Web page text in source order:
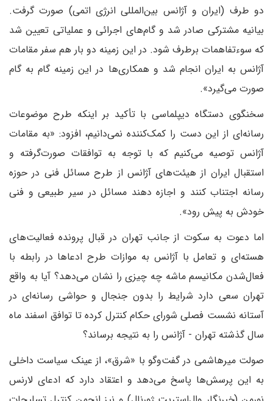
دو طرف (ایران و آژانس بین‌المللی انرژی اتمی) صورت گرفت.
بیانیه مشترکی صادر شد و گام‌های اجرائی و عملیاتی تعیین شد
که سوءتفاهمات برطرف شود. در این زمینه دو بار هم سفر مقامات
آژانس به ایران انجام شد و همکاری‌ها در این زمینه گام به گام
صورت می‌گیرد».
سخنگوی دستگاه دیپلماسی با تأکید بر اینکه طرح موضوعات
رسانه‌ای از این دست را کمک‌کننده نمی‌دانیم، افزود: «به مقامات
آژانس توصیه می‌کنیم که با توجه به توافقات صورت‌گرفته و
استقبال ایران از هیئت‌های آژانس از طرح مسائل فنی در حوزه
رسانه اجتناب کنند و اجازه دهند مسائل در سیر طبیعی و فنی
خودش به پیش رود».
اما دعوت به سکوت از جانب تهران در قبال پرونده فعالیت‌های
هسته‌ای و تعامل با آژانس به موازات طرح ادعاها در رابطه با
فعال‌شدن مکانیسم ماشه چه چیزی را نشان می‌دهد؟ آیا به واقع
تهران سعی دارد شرایط را بدون جنجال و حواشی رسانه‌ای در
آستانه نشست فصلی شورای حکام کنترل کرده تا توافق اسفند ماه
سال گذشته تهران - آژانس را به نتیجه برساند؟
صولت میرهاشمی در گفت‌وگو با «شرق»، از عینک سیاست داخلی
به این پرسش‌ها پاسخ می‌دهد و اعتقاد دارد که ادعای لارنس